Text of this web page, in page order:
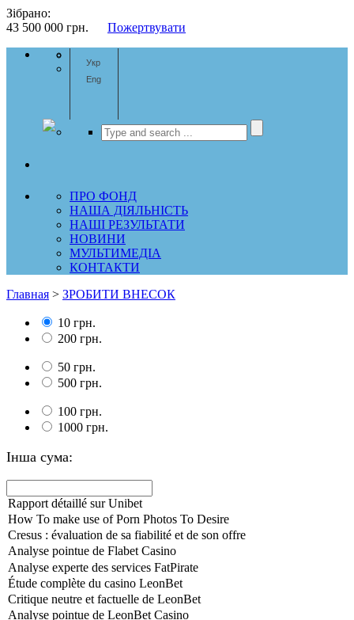
Зібрано:
43 500 000 грн. Пожертвувати
Укр
Eng
ПРО ФОНД
НАША ДІЯЛЬНІСТЬ
НАШІ РЕЗУЛЬТАТИ
НОВИНИ
МУЛЬТИМЕДІА
КОНТАКТИ
Главная > ЗРОБИТИ ВНЕСОК
10 грн.
200 грн.
50 грн.
500 грн.
100 грн.
1000 грн.
Інша сума: